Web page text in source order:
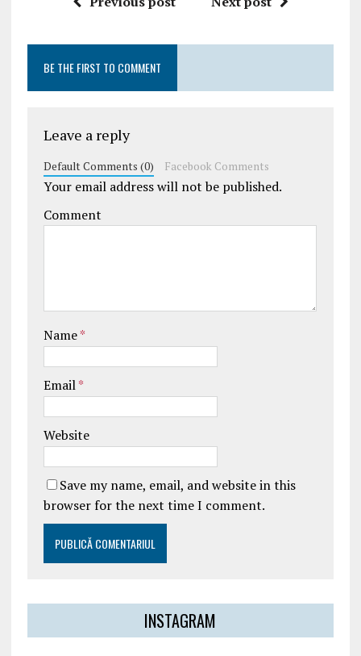
Indexability
recirculare și
de căldură
BE THE FIRST TO COMMENT
Leave a reply
Default Comments (0) Facebook Comments
Your email address will not be published.
Comment
Name*
Email*
Website
Save my name, email, and website in this
browser for the next time I comment.
INSTAGRAM